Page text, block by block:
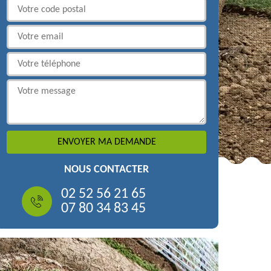
NOUS CONTACTER
02 52 56 21 65
07 80 34 83 45